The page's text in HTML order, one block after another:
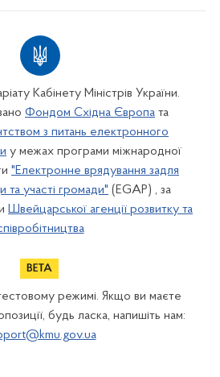
Кабінету Міністрів України.
Фондом Східна Європа та
з питань електронного
у межах програми міжнародної
"Електронне врядування задля
та участі громади" (EGAP) , за
Швейцарської агенції розвитку та
режимі. Якщо ви маєте
будь ласка, напишіть нам: